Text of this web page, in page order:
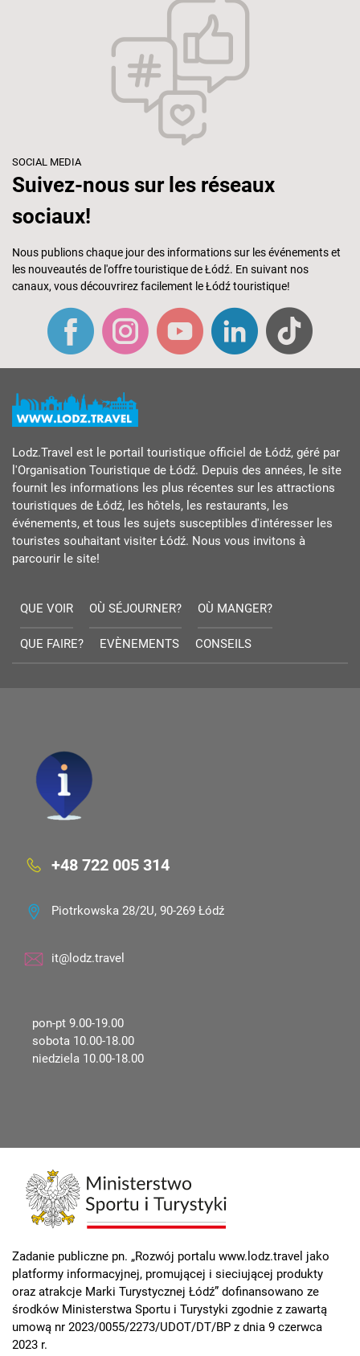
SOCIAL MEDIA
Suivez-nous sur les réseaux
sociaux!
Nous publions chaque jour des informations sur les événements et
les nouveautés de l'offre touristique de Łódź. En suivant nos
canaux, vous découvrirez facilement le Łódź touristique!
Lodz.Travel est le portail touristique officiel de Łódź, géré par
l'Organisation Touristique de Łódź. Depuis des années, le site
fournit les informations les plus récentes sur les attractions
touristiques de Łódź, les hôtels, les restaurants, les
événements, et tous les sujets susceptibles d'intéresser les
touristes souhaitant visiter Łódź. Nous vous invitons à
parcourir le site!
QUE VOIR OÙ SÉJOURNER? OÙ MANGER?
QUE FAIRE? EVÈNEMENTS CONSEILS
+48 722 005 314
Piotrkowska 28/2U, 90-269 Łódź
it@lodz.travel
pon-pt 9.00-19.00
sobota 10.00-18.00
niedziela 10.00-18.00
Zadanie publiczne pn. „Rozwój portalu www.lodz.travel jako
platformy informacyjnej, promującej i sieciującej produkty
oraz atrakcje Marki Turystycznej Łódź” dofinansowano ze
środków Ministerstwa Sportu i Turystyki zgodnie z zawartą
umową nr 2023/0055/2273/UDOT/DT/BP z dnia 9 czerwca
2023 r.